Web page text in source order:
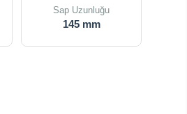
Sap Uzunluğu
145 mm